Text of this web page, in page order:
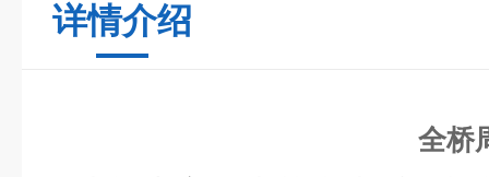
详情介绍
全桥